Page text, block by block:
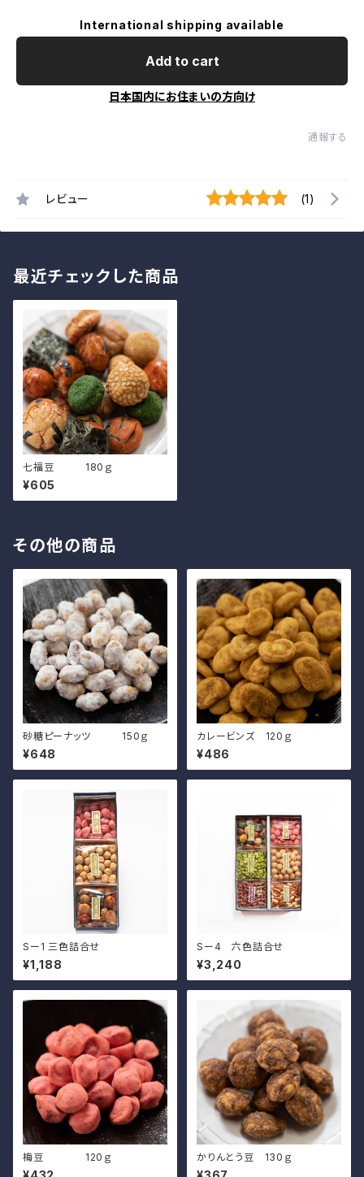
International shipping available
Add to cart
日本国内にお住まいの方向け
通報する
レビュー (1)
最近チェックした商品
七福豆 180ｇ
¥605
その他の商品
砂糖ピーナッツ 150ｇ
¥648
カレービンズ 120ｇ
¥486
Sー1 三色詰合せ
¥1,188
Sー4 六色詰合せ
¥3,240
梅豆 120ｇ かりんとう豆 130ｇ